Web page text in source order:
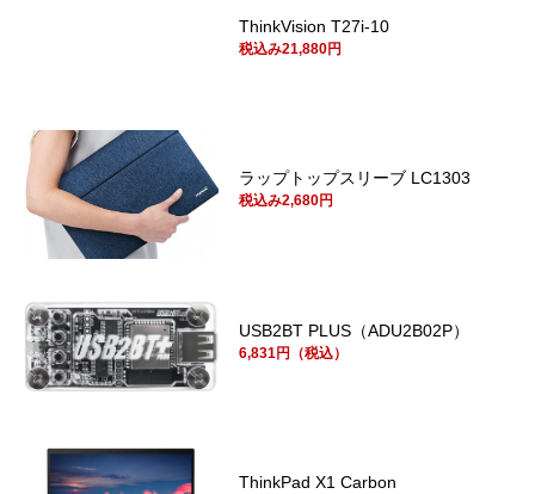
ThinkVision T27i-10
税込み21,880円
ラップトップスリーブ LC1303
税込み2,680円
USB2BT PLUS（ADU2B02P）
6,831円（税込）
ThinkPad X1 Carbon